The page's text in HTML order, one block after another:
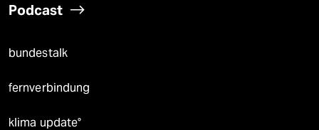
Podcast
bundestalk
fernverbindung
klima update°